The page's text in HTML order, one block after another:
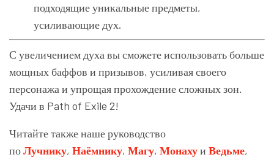
подходящие уникальные предметы,
усиливающие дух.
С увеличением духа вы сможете использовать больше
мощных баффов и призывов, усиливая своего
персонажа и упрощая прохождение сложных зон.
Удачи в Path of Exile 2!
Читайте также наше руководство
поЛучнику, Наёмнику, Магу, Монахуи Ведьме,